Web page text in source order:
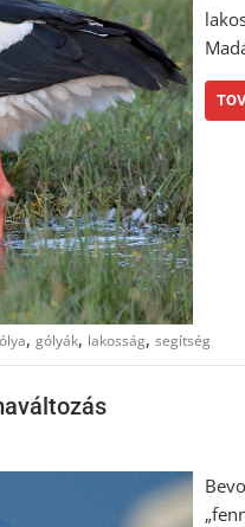
, gólyák, lakosság, segítség